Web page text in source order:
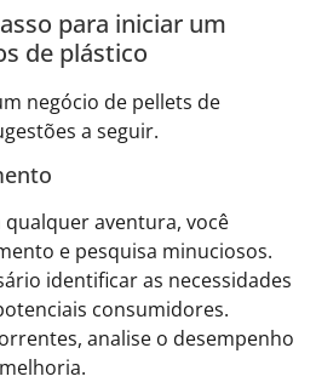
para iniciar um
de plástico
negócio de pellets de
a seguir.
aventura, você
e pesquisa minuciosos.
identificar as necessidades
consumidores.
analise o desempenho